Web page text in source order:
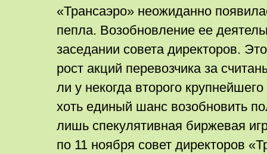
«Трансаэро» неожиданно
пепла. Возобновление ее
заседании совета директоров.
рост акций перевозчика за
ли у некогда второго
хоть единый шанс возобновить
лишь спекулятивная биржевая
по 11 ноября совет директоров